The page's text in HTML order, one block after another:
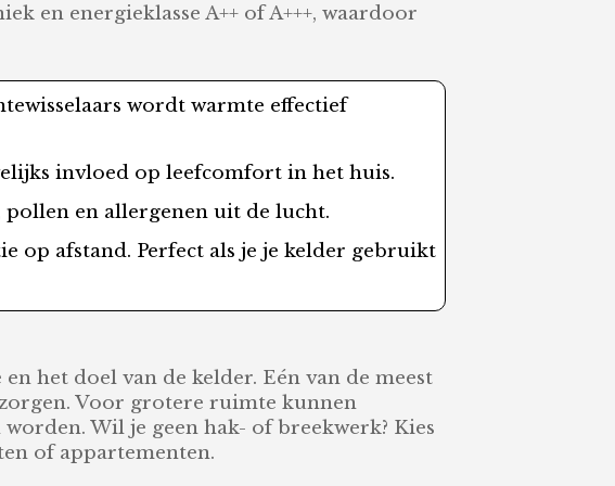
en energieklasse A++ of A+++, waardoor
wordt warmte effectief
invloed op leefcomfort in het huis.
pollen en allergenen uit de lucht.
op afstand. Perfect als je je kelder gebruikt
het doel van de kelder. Eén van de meest
Voor grotere ruimte kunnen
Wil je geen hak- of breekwerk? Kies
of appartementen.